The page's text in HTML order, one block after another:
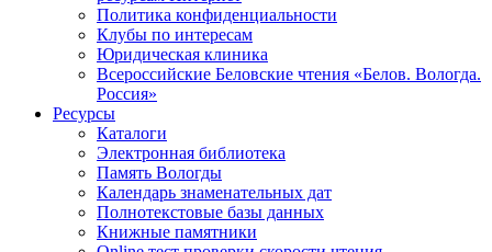
Политика конфиденциальности
Клубы по интересам
Юридическая клиника
Всероссийские Беловские чтения «Белов. Вологда.
Россия»
Ресурсы
Каталоги
Электронная библиотека
Память Вологды
Календарь знаменательных дат
Полнотекстовые базы данных
Книжные памятники